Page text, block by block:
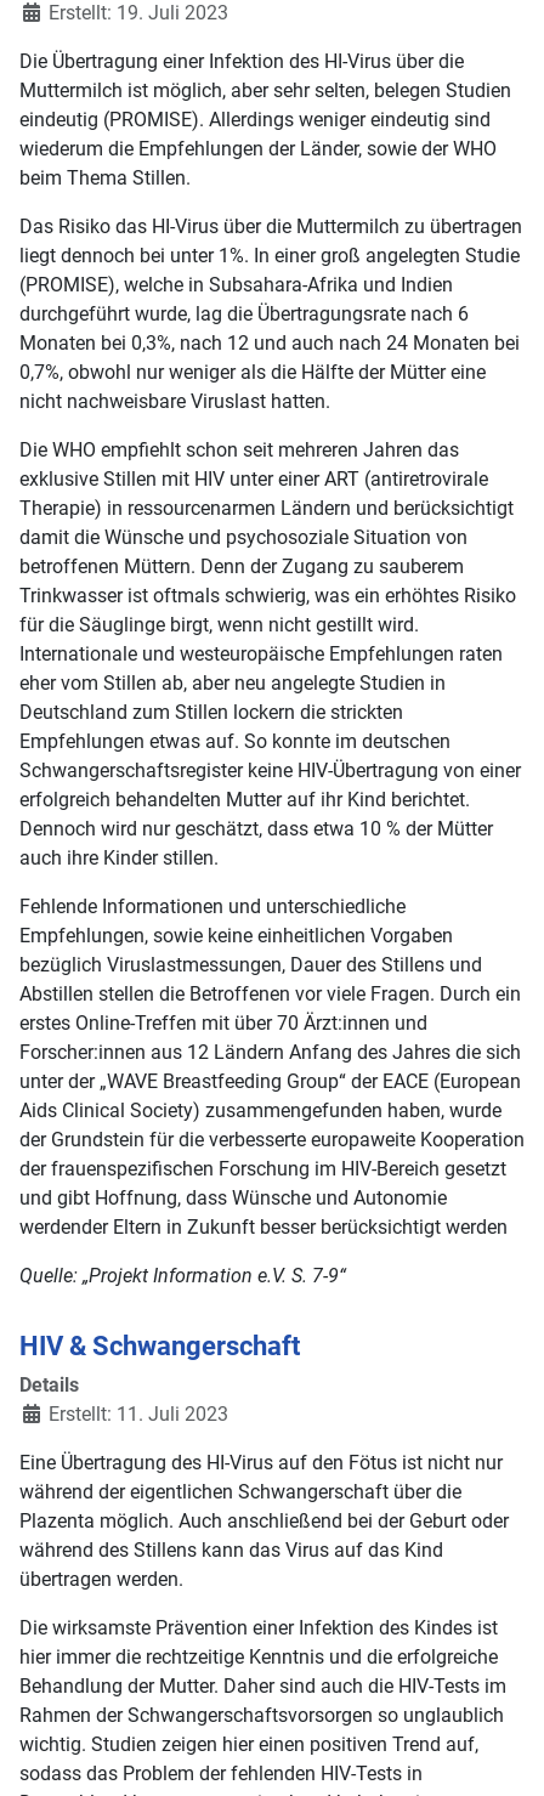
Erstellt: 19. Juli 2023
Die Übertragung einer Infektion des HI-Virus über die
Muttermilch ist möglich, aber sehr selten, belegen Studien
eindeutig (PROMISE). Allerdings weniger eindeutig sind
wiederum die Empfehlungen der Länder, sowie der WHO
beim Thema Stillen.
Das Risiko das HI-Virus über die Muttermilch zu übertragen
liegt dennoch bei unter 1%. In einer groß angelegten Studie
(PROMISE), welche in Subsahara-Afrika und Indien
durchgeführt wurde, lag die Übertragungsrate nach 6
Monaten bei 0,3%, nach 12 und auch nach 24 Monaten bei
0,7%, obwohl nur weniger als die Hälfte der Mütter eine
nicht nachweisbare Viruslast hatten.
Die WHO empfiehlt schon seit mehreren Jahren das
exklusive Stillen mit HIV unter einer ART (antiretrovirale
Therapie) in ressourcenarmen Ländern und berücksichtigt
damit die Wünsche und psychosoziale Situation von
betroffenen Müttern. Denn der Zugang zu sauberem
Trinkwasser ist oftmals schwierig, was ein erhöhtes Risiko
für die Säuglinge birgt, wenn nicht gestillt wird.
Internationale und westeuropäische Empfehlungen raten
eher vom Stillen ab, aber neu angelegte Studien in
Deutschland zum Stillen lockern die strickten
Empfehlungen etwas auf. So konnte im deutschen
Schwangerschaftsregister keine HIV-Übertragung von einer
erfolgreich behandelten Mutter auf ihr Kind berichtet.
Dennoch wird nur geschätzt, dass etwa 10 % der Mütter
auch ihre Kinder stillen.
Fehlende Informationen und unterschiedliche
Empfehlungen, sowie keine einheitlichen Vorgaben
bezüglich Viruslastmessungen, Dauer des Stillens und
Abstillen stellen die Betroffenen vor viele Fragen. Durch ein
erstes Online-Treffen mit über 70 Ärzt:innen und
Forscher:innen aus 12 Ländern Anfang des Jahres die sich
unter der „WAVE Breastfeeding Group“ der EACE (European
Aids Clinical Society) zusammengefunden haben, wurde
der Grundstein für die verbesserte europaweite Kooperation
der frauenspezifischen Forschung im HIV-Bereich gesetzt
und gibt Hoffnung, dass Wünsche und Autonomie
werdender Eltern in Zukunft besser berücksichtigt werden
Quelle: „Projekt Information e.V. S. 7-9“
HIV & Schwangerschaft
Details
Erstellt: 11. Juli 2023
Eine Übertragung des HI-Virus auf den Fötus ist nicht nur
während der eigentlichen Schwangerschaft über die
Plazenta möglich. Auch anschließend bei der Geburt oder
während des Stillens kann das Virus auf das Kind
übertragen werden.
Die wirksamste Prävention einer Infektion des Kindes ist
hier immer die rechtzeitige Kenntnis und die erfolgreiche
Behandlung der Mutter. Daher sind auch die HIV-Tests im
Rahmen der Schwangerschaftsvorsorgen so unglaublich
wichtig. Studien zeigen hier einen positiven Trend auf,
sodass das Problem der fehlenden HIV-Tests in